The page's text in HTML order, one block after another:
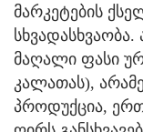
მარკეტების
მაღალი ფასი
კალათას),
პროდუქცია,